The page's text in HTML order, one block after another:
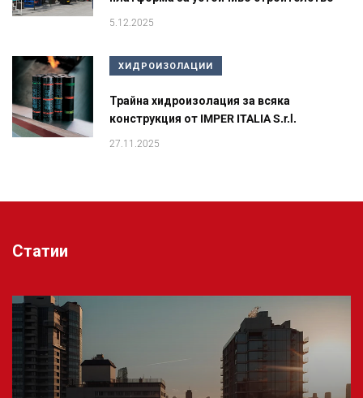
5.12.2025
ХИДРОИЗОЛАЦИИ
Трайна хидроизолация за всяка
конструкция от IMPER ITALIA S.r.l.
27.11.2025
Статии